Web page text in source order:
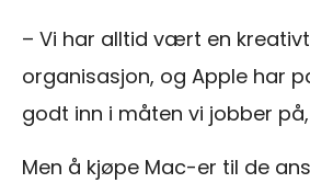
– Vi har alltid vært en
organisasjon, og Apple har
godt inn i måten vi jobber på,
Men å kjøpe Mac-er til de